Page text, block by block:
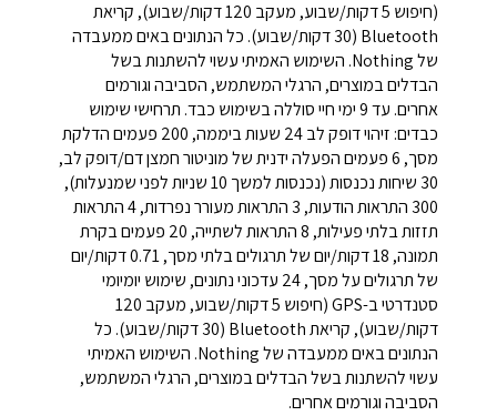
(חיפוש 5 דקות/שבוע, מעקב 120 דקות/שבוע), קריאת
Bluetooth (30 דקות/שבוע). כל הנתונים באים ממעבדה
של Nothing. השימוש האמיתי עשוי להשתנות בשל
הבדלים במוצרים, הרגלי המשתמש, הסביבה וגורמים
אחרים. עד 9 ימי חיי סוללה בשימוש כבד. תרחישי שימוש
כבדים: זיהוי דופק לב 24 שעות ביממה, 200 פעמים הדלקת
מסך, 6 פעמים הפעלה ידנית של מוניטור חמצן דם/דופק לב,
30 שיחות נכנסות (נכנסות למשך 10 שניות לפני שמנעלות),
300 התראות הודעות, 3 התראות מעורר נפרדות, 4 התראות
תזזות בלתי פעילות, 8 התראות לשתייה, 20 פעמים בקרת
תמונה, 18 דקות/יום של תרגולים בלתי מסך, 0.71 דקות/יום
של תרגולים על מסך, 24 עדכוני נתונים, שימוש יומיומי
סטנדרטי ב-GPS (חיפוש 5 דקות/שבוע, מעקב 120
דקות/שבוע), קריאת Bluetooth (30 דקות/שבוע). כל
הנתונים באים ממעבדה של Nothing. השימוש האמיתי
עשוי להשתנות בשל הבדלים במוצרים, הרגלי המשתמש,
הסביבה וגורמים אחרים.